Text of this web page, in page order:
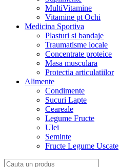
MultiVitamine
Vitamine pt Ochi
Medicina Sportiva
Plasturi si bandaje
Traumatisme locale
Concentrate proteice
Masa musculara
Protectia articulatiilor
Alimente
Condimente
Sucuri Lapte
Ceareale
Legume Fructe
Ulei
Seminte
Fructe Legume Uscate